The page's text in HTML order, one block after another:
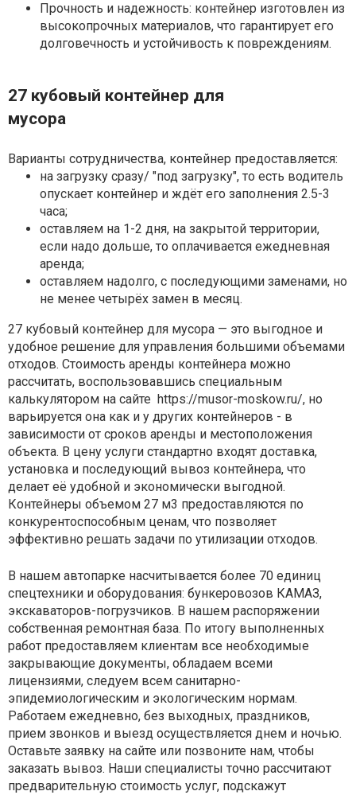
Прочность и надежность: контейнер изготовлен из
высокопрочных материалов, что гарантирует его
долговечность и устойчивость к повреждениям.
27 кубовый контейнер для
мусора
Варианты сотрудничества, контейнер предоставляется:
на загрузку сразу/ "под загрузку", то есть водитель
опускает контейнер и ждёт его заполнения 2.5-3
часа;
оставляем на 1-2 дня, на закрытой территории,
если надо дольше, то оплачивается ежедневная
аренда;
оставляем надолго, с последующими заменами, но
не менее четырёх замен в месяц.
27 кубовый контейнер для мусора — это выгодное и
удобное решение для управления большими объемами
отходов. Стоимость аренды контейнера можно
рассчитать, воспользовавшись специальным
калькулятором на сайте https://musor-moskow.ru/, но
варьируется она как и у других контейнеров - в
зависимости от сроков аренды и местоположения
объекта. В цену услуги стандартно входят доставка,
установка и последующий вывоз контейнера, что
делает её удобной и экономически выгодной.
Контейнеры объемом 27 м3 предоставляются по
конкурентоспособным ценам, что позволяет
эффективно решать задачи по утилизации отходов.
В нашем автопарке насчитывается более 70 единиц
спецтехники и оборудования: бункеровозов КАМАЗ,
экскаваторов-погрузчиков. В нашем распоряжении
собственная ремонтная база. По итогу выполненных
работ предоставляем клиентам все необходимые
закрывающие документы, обладаем всеми
лицензиями, следуем всем санитарно-
эпидемиологическим и экологическим нормам.
Работаем ежедневно, без выходных, праздников,
прием звонков и выезд осуществляется днем и ночью.
Оставьте заявку на сайте или позвоните нам, чтобы
заказать вывоз. Наши специалисты точно рассчитают
предварительную стоимость услуг, подскажут